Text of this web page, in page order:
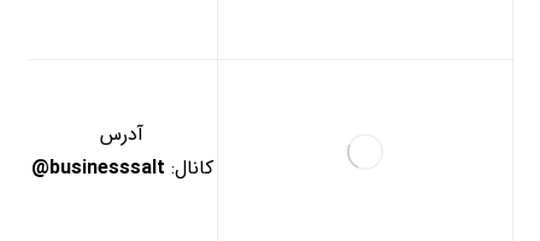
آدرس
کانال: businesssalt@